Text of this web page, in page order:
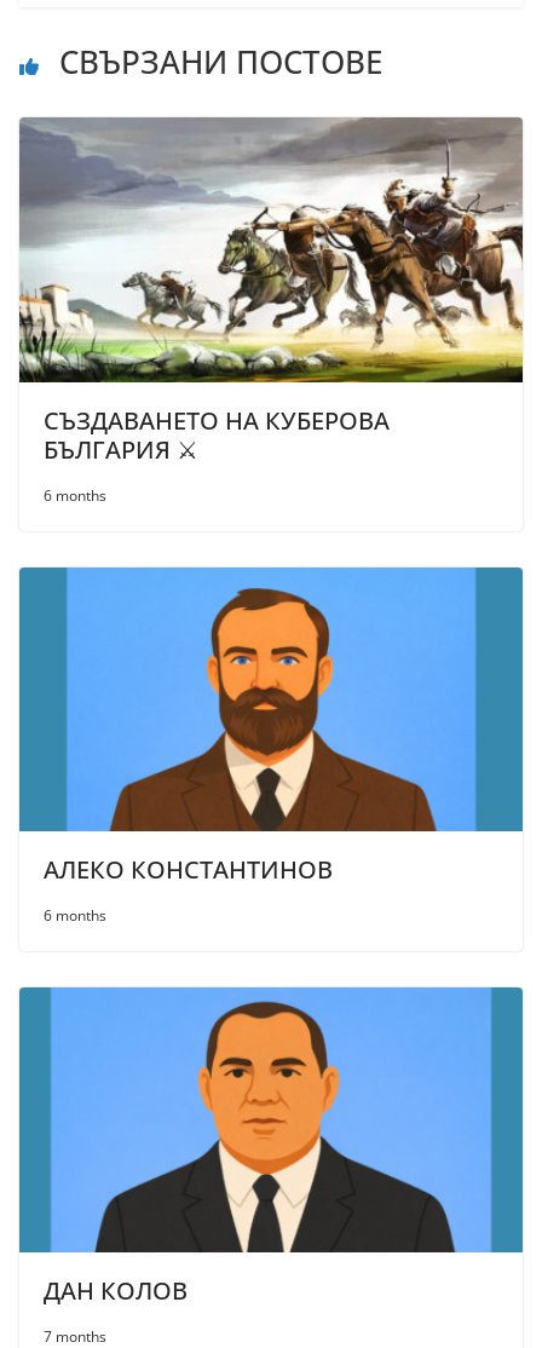
СВЪРЗАНИ ПОСТОВЕ
СЪЗДАВАНЕТО НА КУБЕРОВА
БЪЛГАРИЯ ⚔️
6 months
АЛЕКО КОНСТАНТИНОВ
6 months
ДАН КОЛОВ
7 months